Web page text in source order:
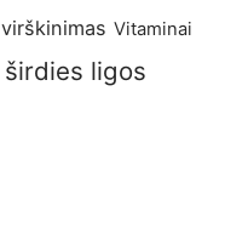
virškinimas Vitaminai
širdies ligos